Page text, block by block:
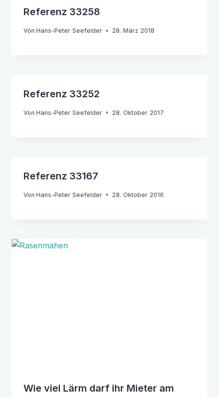
Referenz 33258
Von Hans-Peter Seefelder 28. März 2018
Referenz 33252
Von Hans-Peter Seefelder 28. Oktober 2017
Referenz 33167
Von Hans-Peter Seefelder 28. Oktober 2016
Wie viel Lärm darf ihr Mieter am